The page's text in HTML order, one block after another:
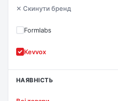
✕ Скинути бренд
Formlabs
Kevvox
НАЯВНІСТЬ